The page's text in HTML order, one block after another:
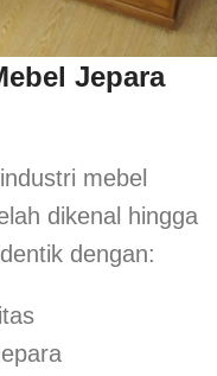
Jepara
mebel
dikenal hingga
dengan: